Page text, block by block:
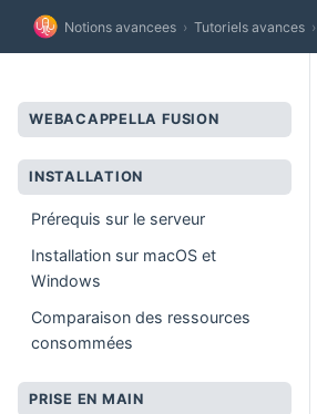
Notions avancees › Tutoriels avances ›
WEBACAPPELLA FUSION
INSTALLATION
Prérequis sur le serveur
Installation sur macOS et
Windows
Comparaison des ressources
consommées
PRISE EN MAIN